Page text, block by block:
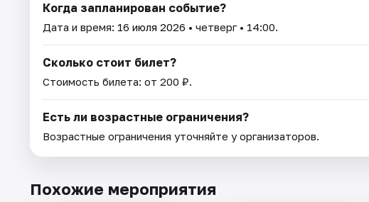
Когда запланирован событие?
Дата и время: 16 июля 2026 • четверг • 14:00.
Сколько стоит билет?
Стоимость билета: от 200 ₽.
Есть ли возрастные ограничения?
Возрастные ограничения уточняйте у организаторов.
Похожие мероприятия